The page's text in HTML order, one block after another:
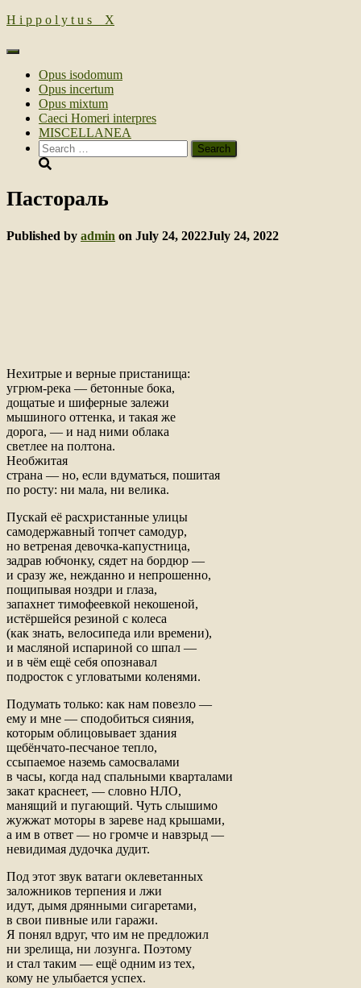
H i p p o l y t u s _ Х
Toggle
NavigationOpus isodomum
Opus incertum
Opus mixtum
Caeci Homeri interpres
MISCELLANEA
Search
for:
Пастораль
Published by admin on July 24, 2022July 24, 2022
Нехитрые и верные пристанища:
угрюм-река — бетонные бока,
дощатые и шиферные залежи
мышиного оттенка, и такая же
дорога, — и над ними облака
светлее на полтона.
Необжитая
страна — но, если вдуматься, пошитая
по росту: ни мала, ни велика.
Пускай её расхристанные улицы
самодержавный топчет самодур,
но ветреная девочка-капустница,
задрав юбчонку, сядет на бордюр —
и сразу же, нежданно и непрошенно,
пощипывая ноздри и глаза,
запахнет тимофеевкой некошеной,
истёршейся резиной с колеса
(как знать, велосипеда или времени),
и масляной испариной со шпал —
и в чём ещё себя опознавал
подросток с угловатыми коленями.
Подумать только: как нам повезло —
ему и мне — сподобиться сияния,
которым облицовывает здания
щебёнчато-песчаное тепло,
ссыпаемое наземь самосвалами
в часы, когда над спальными кварталами
закат краснеет, — словно НЛО,
манящий и пугающий. Чуть слышимо
жужжат моторы в зареве над крышами,
а им в ответ — но громче и навзрыд —
невидимая дудочка дудит.
Под этот звук ватаги оклеветанных
заложников терпения и лжи
идут, дымя дрянными сигаретами,
в свои пивные или гаражи.
Я понял вдруг, что им не предложил
ни зрелища, ни лозунга. Поэтому
и стал таким — ещё одним из тех,
кому не улыбается успех.